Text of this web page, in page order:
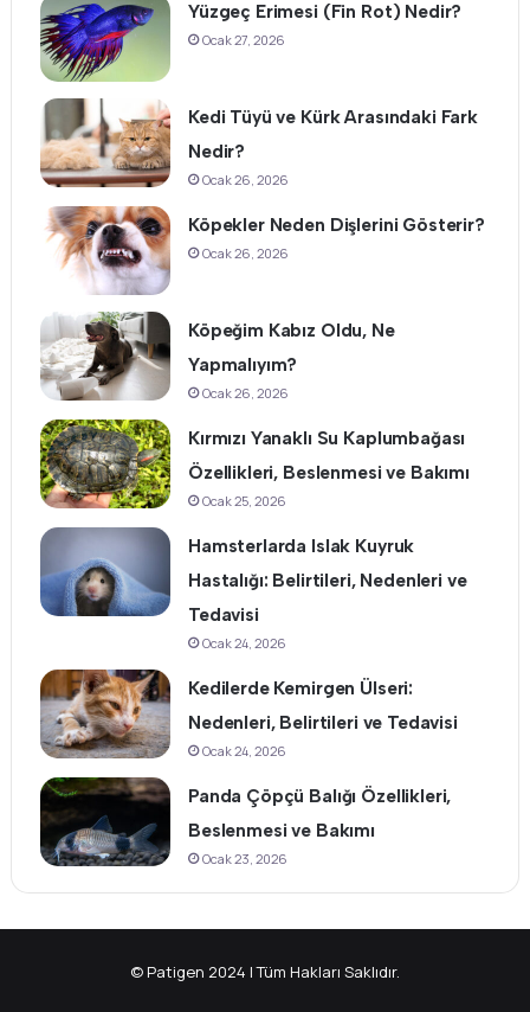
Yüzgeç Erimesi (Fin Rot) Nedir?
Ocak 27, 2026
Kedi Tüyü ve Kürk Arasındaki Fark
Nedir?
Ocak 26, 2026
Köpekler Neden Dişlerini Gösterir?
Ocak 26, 2026
Köpeğim Kabız Oldu, Ne
Yapmalıyım?
Ocak 26, 2026
Kırmızı Yanaklı Su Kaplumbağası
Özellikleri, Beslenmesi ve Bakımı
Ocak 25, 2026
Hamsterlarda Islak Kuyruk
Hastalığı: Belirtileri, Nedenleri ve
Tedavisi
Ocak 24, 2026
Kedilerde Kemirgen Ülseri:
Nedenleri, Belirtileri ve Tedavisi
Ocak 24, 2026
Panda Çöpçü Balığı Özellikleri,
Beslenmesi ve Bakımı
Ocak 23, 2026
© Patigen 2024 | Tüm Hakları Saklıdır.